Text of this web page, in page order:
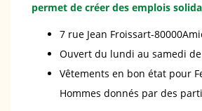
permet de créer des emplois
7 rue Jean Froissart-
Ouvert du lundi au samedi
Vêtements en bon état pour
Hommes donnés par des